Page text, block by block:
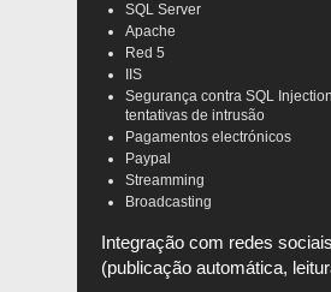
SQL Server
Apache
Red 5
IIS
Segurança contra SQL
tentativas de intrusão
Pagamentos electrónicos
Paypal
Streamming
Broadcasting
Integração com redes sociais
(publicação automática,